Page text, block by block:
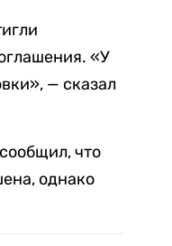
«У
— сказал
что
однако